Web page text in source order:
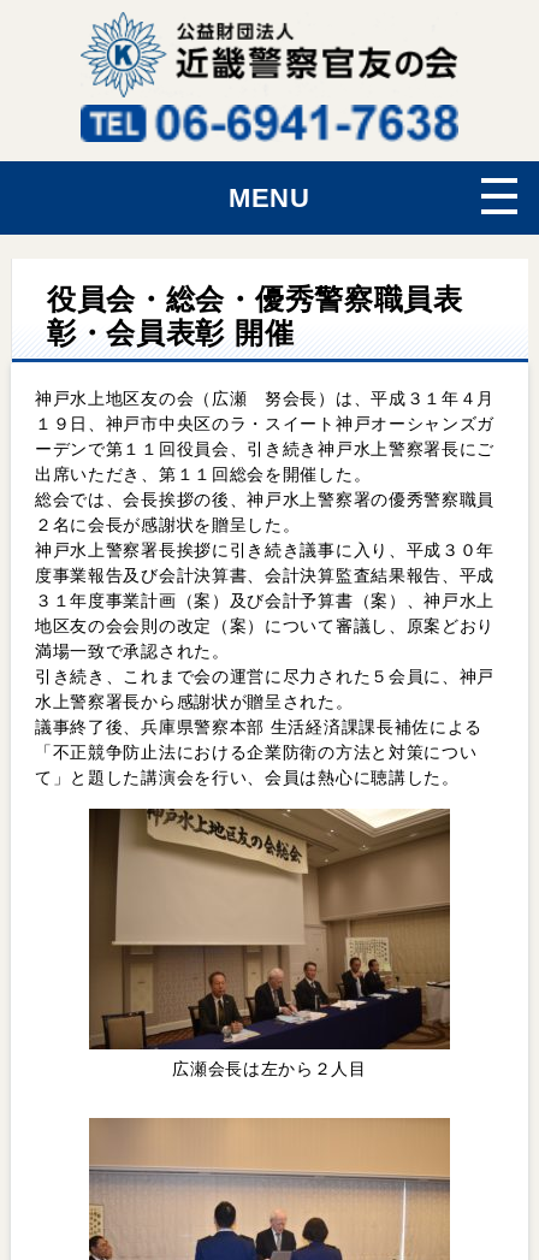
MENU
役員会・総会・優秀警察職員表
彰・会員表彰 開催
神戸水上地区友の会（広瀬 努会長）は、平成３１年４月
１９日、神戸市中央区のラ・スイート神戸オーシャンズガ
ーデンで第１１回役員会、引き続き神戸水上警察署長にご
出席いただき、第１１回総会を開催した。
総会では、会長挨拶の後、神戸水上警察署の優秀警察職員
２名に会長が感謝状を贈呈した。
神戸水上警察署長挨拶に引き続き議事に入り、平成３０年
度事業報告及び会計決算書、会計決算監査結果報告、平成
３１年度事業計画（案）及び会計予算書（案）、神戸水上
地区友の会会則の改定（案）について審議し、原案どおり
満場一致で承認された。
引き続き、これまで会の運営に尽力された５会員に、神戸
水上警察署長から感謝状が贈呈された。
議事終了後、兵庫県警察本部 生活経済課課長補佐による
「不正競争防止法における企業防衛の方法と対策につい
て」と題した講演会を行い、会員は熱心に聴講した。
広瀬会長は左から２人目